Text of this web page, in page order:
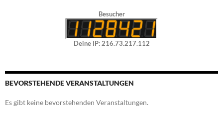
Besucher
Deine IP: 216.73.217.112
BEVORSTEHENDE VERANSTALTUNGEN
Es gibt keine bevorstehenden Veranstaltungen.